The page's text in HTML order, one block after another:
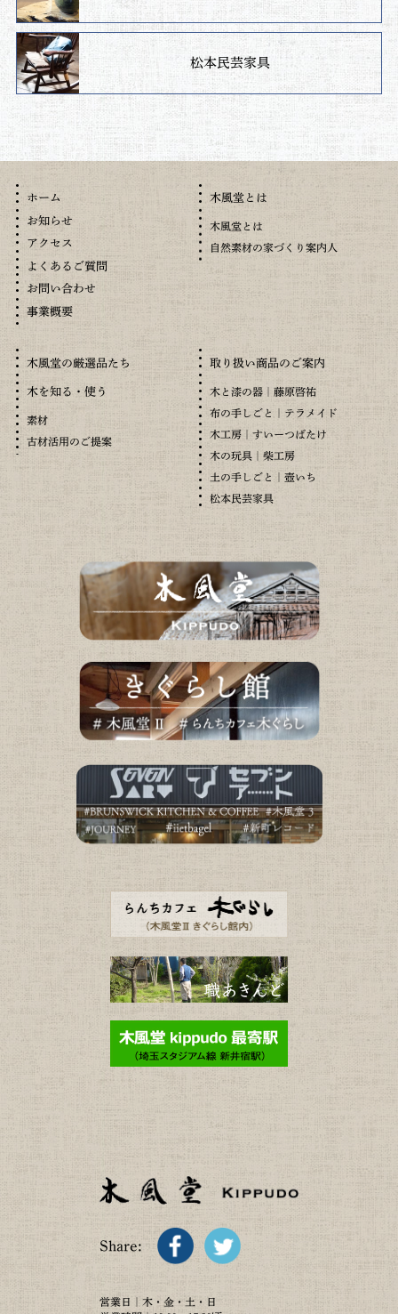
松本民芸家具
ホーム
お知らせ
アクセス
よくあるご質問
お問い合わせ
事業概要
木風堂とは
木風堂とは
自然素材の家づくり案内人
木風堂の厳選品たち
木を知る・使う
素材
古材活用のご提案
取り扱い商品のご案内
木と漆の器｜藤原啓祐
布の手しごと｜テラメイド
木工房｜すいーつばたけ
木の玩具｜柴工房
土の手しごと｜壺いち
松本民芸家具
Share:
営業日｜木・金・土・日